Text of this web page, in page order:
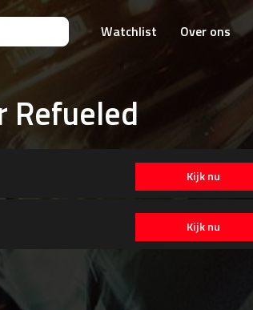
Watchlist Over ons
Refueled
Kijk nu
Kijk nu